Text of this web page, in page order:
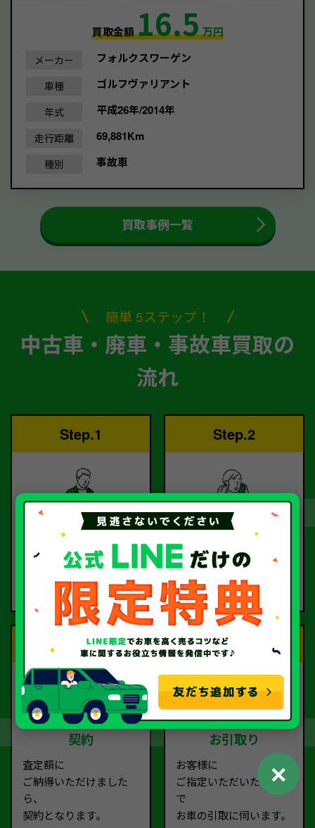
買取金額16.5万円
メーカー フォルクスワーゲン
車種 ゴルフヴァリアント
年式 平成26年/2014年
走行距離 69,881Km
種別 事故車
買取事例一覧
簡単 5ステップ！
中古車・廃車・事故車買取の
流れ
Step.1
ご依頼
お電話または査定フォー
ご依頼ください。
Step.2
査定
査定のプロが
お電話で回答いたしま
す。
Step.3
契約
査定額に
ご納得いただけました
ら、
契約となります。
Step.4
お引取り
お客様に
ご指定いただいた場所ま
で
お車の引取に伺います。
✕